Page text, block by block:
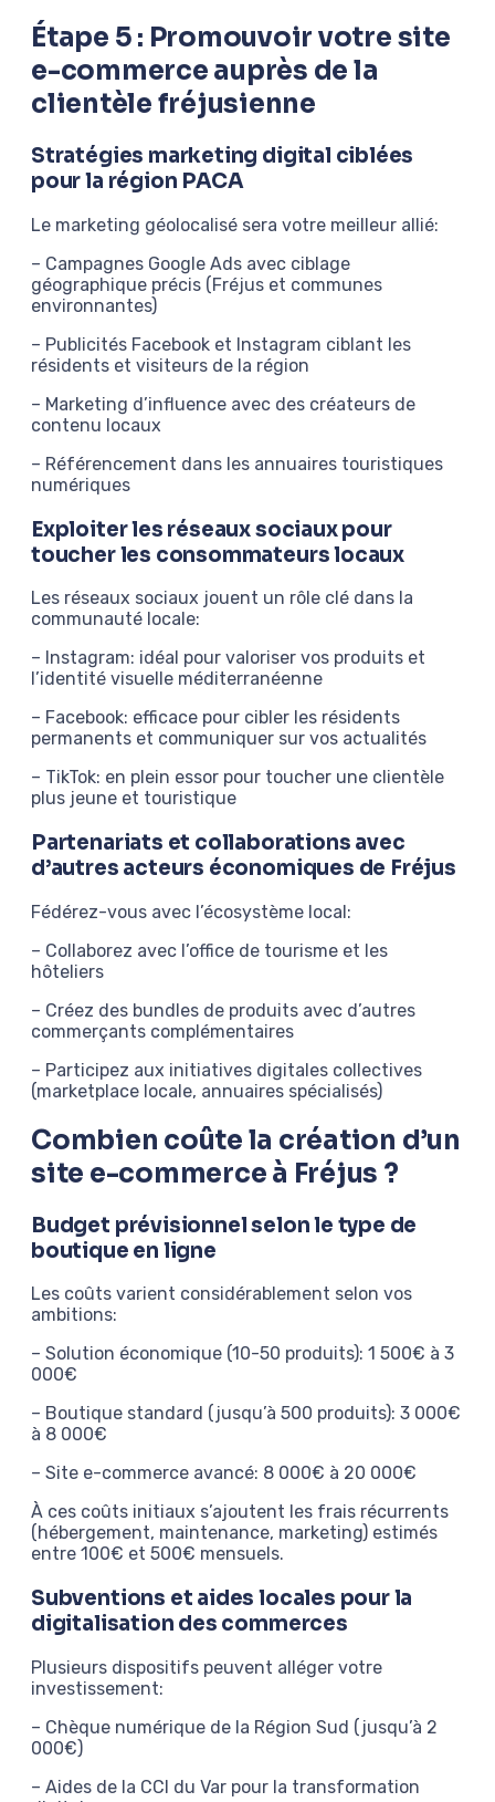
Étape 5 : Promouvoir votre site
e-commerce auprès de la
clientèle fréjusienne
Stratégies marketing digital ciblées
pour la région PACA
Le marketing géolocalisé sera votre meilleur allié:
– Campagnes Google Ads avec ciblage
géographique précis (Fréjus et communes
environnantes)
– Publicités Facebook et Instagram ciblant les
résidents et visiteurs de la région
– Marketing d’influence avec des créateurs de
contenu locaux
– Référencement dans les annuaires touristiques
numériques
Exploiter les réseaux sociaux pour
toucher les consommateurs locaux
Les réseaux sociaux jouent un rôle clé dans la
communauté locale:
– Instagram: idéal pour valoriser vos produits et
l’identité visuelle méditerranéenne
– Facebook: efficace pour cibler les résidents
permanents et communiquer sur vos actualités
– TikTok: en plein essor pour toucher une clientèle
plus jeune et touristique
Partenariats et collaborations avec
d’autres acteurs économiques de Fréjus
Fédérez-vous avec l’écosystème local:
– Collaborez avec l’office de tourisme et les
hôteliers
– Créez des bundles de produits avec d’autres
commerçants complémentaires
– Participez aux initiatives digitales collectives
(marketplace locale, annuaires spécialisés)
Combien coûte la création d’un
site e-commerce à Fréjus ?
Budget prévisionnel selon le type de
boutique en ligne
Les coûts varient considérablement selon vos
ambitions:
– Solution économique (10-50 produits): 1 500€ à 3
000€
– Boutique standard (jusqu’à 500 produits): 3 000€
à 8 000€
– Site e-commerce avancé: 8 000€ à 20 000€
À ces coûts initiaux s’ajoutent les frais récurrents
(hébergement, maintenance, marketing) estimés
entre 100€ et 500€ mensuels.
Subventions et aides locales pour la
digitalisation des commerces
Plusieurs dispositifs peuvent alléger votre
investissement:
– Chèque numérique de la Région Sud (jusqu’à 2
000€)
– Aides de la CCI du Var pour la transformation